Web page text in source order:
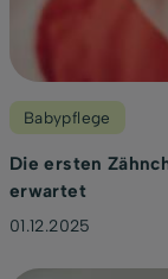
Babypflege
Die ersten
erwartet
01.12.2025